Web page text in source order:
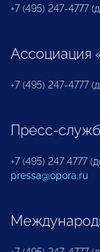
+7 (495) 247-4777
+7 (495) 247-4777
Пресс-
+7 (495) 247 4777
pressa@opora.ru